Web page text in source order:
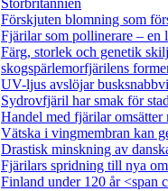
Förskjuten blomning som
Fjärilar som pollinerare – en
Färg, storlek och genetik
skogspärlemorfjärilens
UV-ljus avslöjar
Sydrovfjäril har smak för
Handel med fjärilar
Vätska i vingmembran kan
Drastisk minskning av
Fjärilars spridning till nya
Finland under 120 år <span